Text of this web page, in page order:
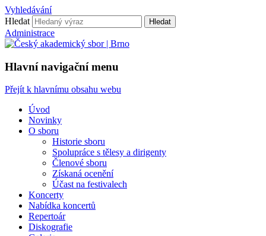
Vyhledávání
Hledat
Hledat
Administrace
Hlavní navigační menu
Přejít k hlavnímu obsahu webu
Úvod
Novinky
O sboru
Historie sboru
Spolupráce s tělesy a dirigenty
Členové sboru
Získaná ocenění
Účast na festivalech
Koncerty
Nabídka koncertů
Repertoár
Diskografie